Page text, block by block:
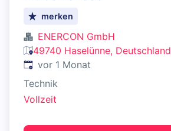
merken
ENERCON GmbH
49740 Haselünne, Deutschland
Veröffentlicht:
vor 1 Monat
Technik
Vollzeit